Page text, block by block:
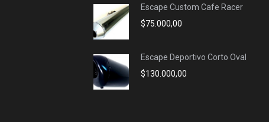
Escape Custom Cafe Racer
$75.000,00
Escape Deportivo Corto Oval
$130.000,00